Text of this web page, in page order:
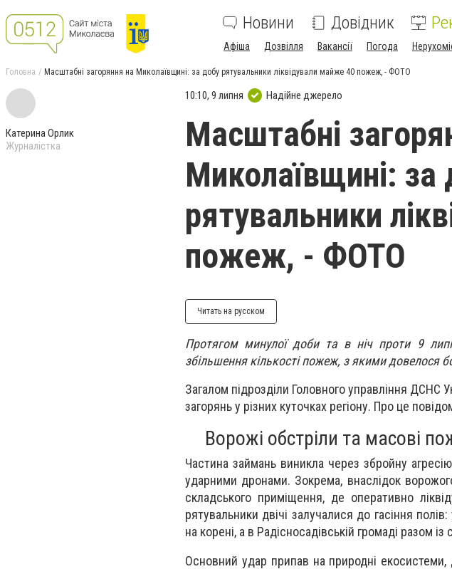
Новини Довідник
Афіша Дозвілля Вакансії Погода
Головна Масштабні загоряння на Миколаївщині: за добу рятувальники ліквідували майже 40 пожеж, - ФОТО
Катерина Орлик
Журналістка
10:10, 9 липня Надійне джерело
Масштабні
Миколаївщині: за
рятувальники
пожеж, - ФОТО
Читать на русском
Протягом минулої доби та в ніч проти 9
збільшення кількості пожеж, з якими довелося
Загалом підрозділи Головного управління ДСНС
загорянь у різних куточках регіону. Про це
Ворожі обстріли та масові
Частина займань виникла через збройну
ударними дронами. Зокрема, внаслідок
складського приміщення, де оперативно
рятувальники двічі залучалися до гасіння
на корені, а в Радісносадівській громаді разом із
Основний удар припав на природні